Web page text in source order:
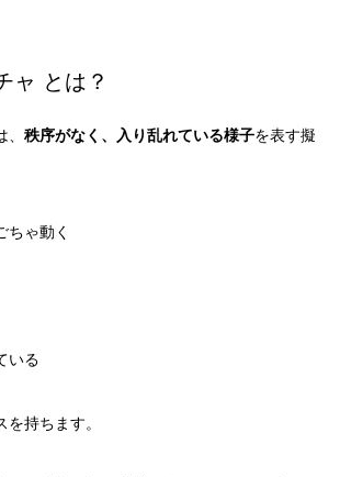
ャ とは？
秩序がなく、入り乱れている様子を表す擬
ちゃ動く
いる
持ちます。